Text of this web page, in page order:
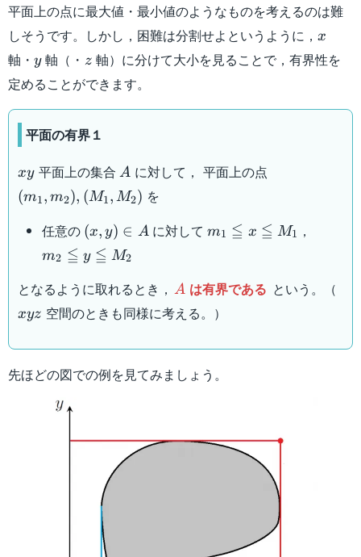
平面上の点に最大値・最小値のようなものを考えるのは難
しそうです。しかし，困難は分割せよというように， x
x
軸・ y
y軸（・ z
z 軸）に分けて大小を見ることで，有界性を
定めることができます。
平面の有界１
xy
xy平面上の集合A
A に対して， 平面上の点
,
(M_1
M_2)
(m1, m2), (M1, M2) を
任意の (x,y)
\in
A
(x, y) ∈ A に対して m_1
\leqq
M_1
m1 ≦ x ≦ M1 ，
\leqq
M_2
m2 ≦ y ≦ M2
となるように取れるとき， A
A は有界である という。（
xyz 空間のときも同様に考える。）
先ほどの図での例を見てみましょう。